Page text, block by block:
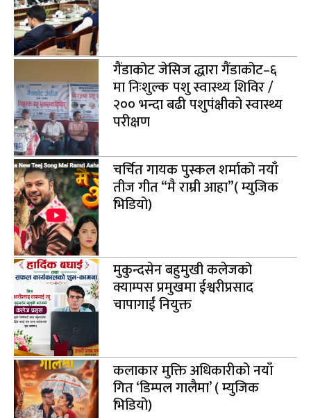
गैंडाकोट जेसिज द्धारा गैंडाकोट–६
मा निःशुल्क पशु स्वास्थ्य शिविर /
२०० भन्दा बढी पशुपंक्षीको स्वास्थ्य
परीक्षण
चर्चित गायक पुस्कल शर्माको नयाँ
तीज गीत “मै राम्री आहा”( म्युजिक
भिडियो)
मुकुन्दसेन बहुमुखी कलेजको
क्याम्पस प्रमुखमा ईश्वरीप्रसाद
चापागाईं नियुक्त
कलाकार मुक्ति अधिकारीको नयाँ
गित ‘डिम्पल गालैमा’ ( म्युजिक
भिडियो)